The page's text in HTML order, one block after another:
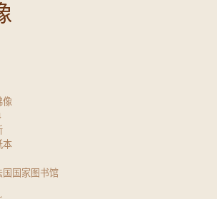
像
本
国国家图书馆